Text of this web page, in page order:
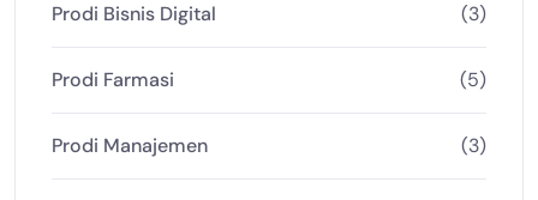
Prodi Bisnis Digital (3)
Prodi Farmasi (5)
Prodi Manajemen (3)